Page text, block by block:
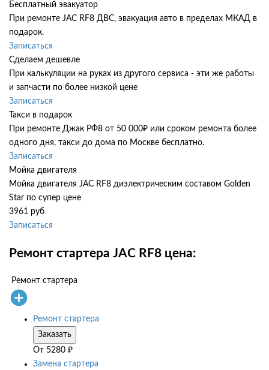
Бесплатный эвакуатор
При ремонте JAC RF8 ДВС, эвакуация авто в пределах МКАД в
подарок.
Записаться
Сделаем дешевле
При калькуляции на руках из другого сервиса - эти же работы
и запчасти по более низкой цене
Записаться
Такси в подарок
При ремонте Джак РФ8 от 50 000₽ или сроком ремонта более
одного дня, такси до дома по Москве бесплатно.
Записаться
Мойка двигателя
Мойка двигателя JAC RF8 диэлектрическим составом Golden
Star по супер цене
3961 руб
Записаться
Ремонт стартера JAC RF8 цена:
Ремонт стартера
Ремонт стартера
Заказать
От 5280 ₽
Замена стартера